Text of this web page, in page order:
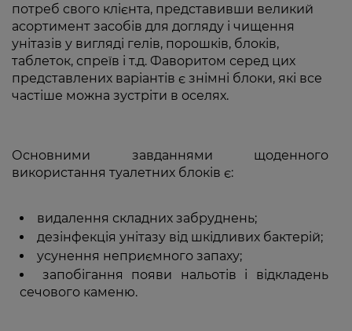
потреб свого клієнта, представивши великий
асортимент засобів для догляду і чищення
унітазів у вигляді гелів, порошків, блоків,
таблеток, спреїв і т.д. Фаворитом серед цих
представлених варіантів є знімні блоки, які все
частіше можна зустріти в оселях.
Основними завданнями щоденного
використання туалетних блоків є:
видалення складних забруднень;
дезінфекція унітазу від шкідливих бактерій;
усунення неприємного запаху;
запобігання появи нальотів і відкладень
сечового каменю.